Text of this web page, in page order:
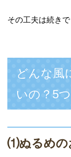
その工夫は続きで
どんな風
いの？5
⑴ぬるめの